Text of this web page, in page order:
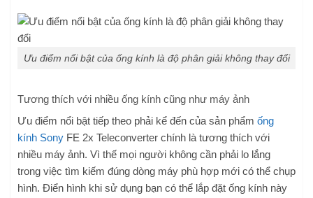
Ưu điểm nổi bật của ống kính là độ phân giải không thay đổi
Tương thích với nhiều ống kính cũng như máy ảnh
Ưu điểm nổi bật tiếp theo phải kể đến của sản phẩm ống
kính Sony FE 2x Teleconverter chính là tương thích với
nhiều máy ảnh. Vì thế mọi người không cần phải lo lắng
trong việc tìm kiếm đúng dòng máy phù hợp mới có thể chụp
hình. Điển hình khi sử dụng bạn có thể lắp đặt ống kính này